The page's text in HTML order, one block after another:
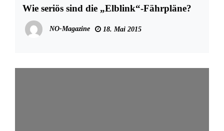
Wie seriös sind die „Elblink“-Fährpläne?
NO-Magazine 18. Mai 2015